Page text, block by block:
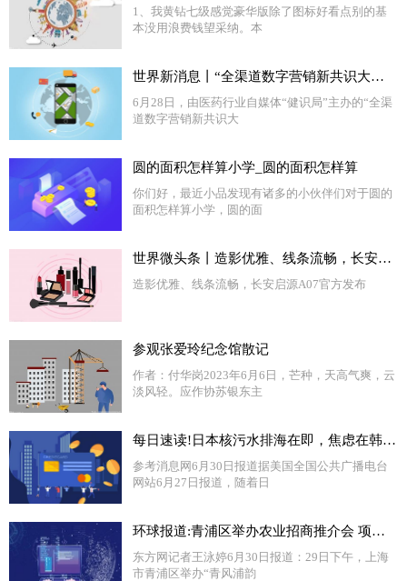
1、我黄钻七级感觉豪华版除了图标好看点别的基
本没用浪费钱望采纳。本
世界新消息丨“全渠道数字营销新共识大会”召开 医药界各方共议数字化营销之道
6月28日，由医药行业自媒体“健识局”主办的“全渠
道数字营销新共识大
圆的面积怎样算小学_圆的面积怎样算
你们好，最近小品发现有诸多的小伙伴们对于圆的
面积怎样算小学，圆的面
世界微头条丨造影优雅、线条流畅，长安启源A07官方发布
造影优雅、线条流畅，长安启源A07官方发布
参观张爱玲纪念馆散记
作者：付华岗2023年6月6日，芒种，天高气爽，云
淡风轻。应作协苏银东主
每日速读!日本核污水排海在即，焦虑在韩国蔓延……
参考消息网6月30日报道据美国全国公共广播电台
网站6月27日报道，随着日
环球报道:青浦区举办农业招商推介会 项目签约总投资额达41亿元
东方网记者王泳婷6月30日报道：29日下午，上海
市青浦区举办“青风浦韵